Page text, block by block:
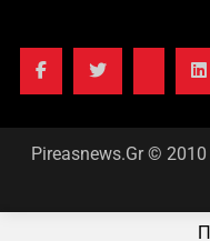
Pireasnews.Gr © 2010